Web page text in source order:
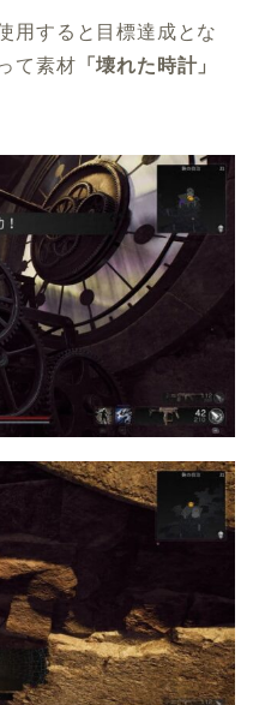
用すると目標達成とな
て素材 「壊れた時計」